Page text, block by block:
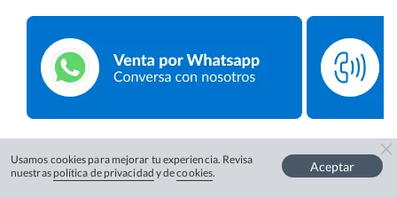
Usamos cookies para mejorar tu experiencia. Revisa
nuestras política de privacidad y decookies. Aceptar